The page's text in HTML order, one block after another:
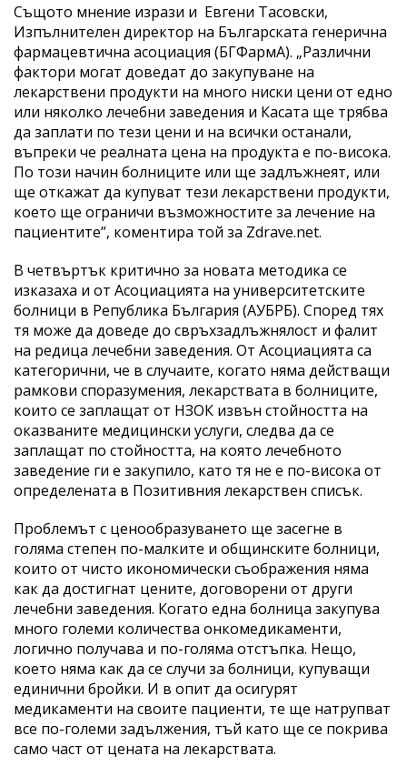
Същото мнение изрази и Евгени Тасовски,
Изпълнителен директор на Българската генерична
фармацевтична асоциация (БГФармА). „Различни
фактори могат доведат до закупуване на
лекарствени продукти на много ниски цени от едно
или няколко лечебни заведения и Касата ще трябва
да заплати по тези цени и на всички останали,
въпреки че реалната цена на продукта е по-висока.
По този начин болниците или ще задлъжнеят, или
ще откажат да купуват тези лекарствени продукти,
което ще ограничи възможностите за лечение на
пациентите”, коментира той за Zdrave.net.
В четвъртък критично за новата методика се
изказаха и от Асоциацията на университетските
болници в Република България (АУБРБ). Според тях
тя може да доведе до свръхзадлъжнялост и фалит
на редица лечебни заведения. От Асоциацията са
категорични, че в случаите, когато няма действащи
рамкови споразумения, лекарствата в болниците,
които се заплащат от НЗОК извън стойността на
оказваните медицински услуги, следва да се
заплащат по стойността, на която лечебното
заведение ги е закупило, като тя не е по-висока от
определената в Позитивния лекарствен списък.
Проблемът с ценообразуването ще засегне в
голяма степен по-малките и общинските болници,
които от чисто икономически съображения няма
как да достигнат цените, договорени от други
лечебни заведения. Когато една болница закупува
много големи количества онкомедикаменти,
логично получава и по-голяма отстъпка. Нещо,
което няма как да се случи за болници, купуващи
единични бройки. И в опит да осигурят
медикаменти на своите пациенти, те ще натрупват
все по-големи задължения, тъй като ще се покрива
само част от цената на лекарствата.